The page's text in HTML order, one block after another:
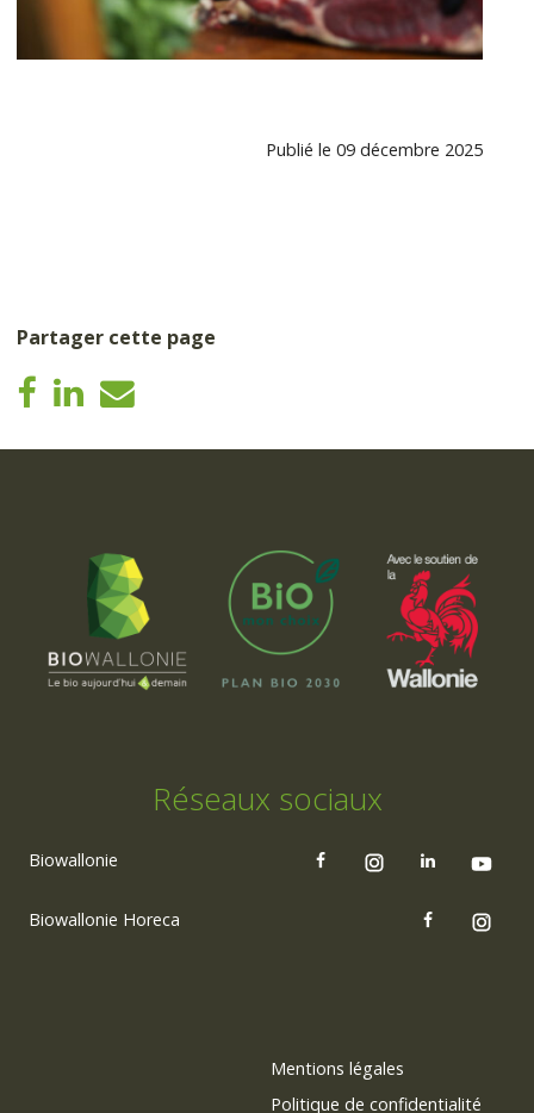
Publié le 09 décembre 2025
Partager cette page
Réseaux sociaux
Biowallonie
Biowallonie Horeca
Mentions légales
Politique de confidentialité